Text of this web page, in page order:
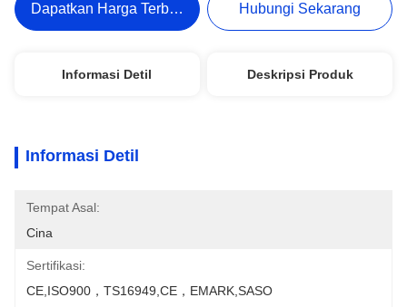
Dapatkan Harga Terbaik Hubungi Sekarang
Informasi Detil Deskripsi Produk
Informasi Detil
Tempat Asal:
Cina
Sertifikasi:
CE,ISO900，TS16949,CE，EMARK,SASO